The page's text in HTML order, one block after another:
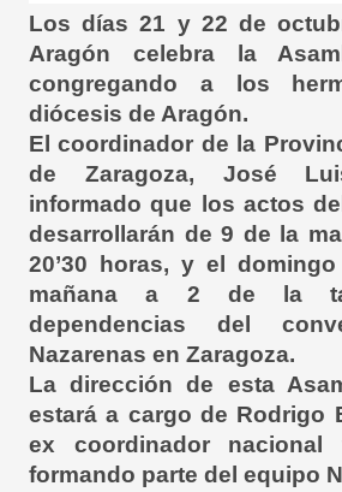
Los días 21 y 22 de
Aragón celebra la
congregando a los
diócesis de Aragón.
El coordinador de la
de Zaragoza, José
informado que los actos
desarrollarán de 9 de la
20’30 horas, y el
mañana a 2 de la
dependencias del
Nazarenas en Zaragoza.
La dirección de esta
estará a cargo de Rodrigo
ex coordinador nacional
formando parte del equipo